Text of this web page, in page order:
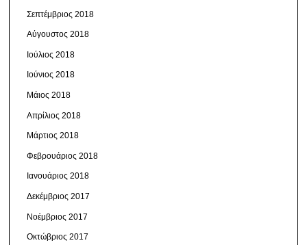
Σεπτέμβριος 2018
Αύγουστος 2018
Ιούλιος 2018
Ιούνιος 2018
Μάιος 2018
Απρίλιος 2018
Μάρτιος 2018
Φεβρουάριος 2018
Ιανουάριος 2018
Δεκέμβριος 2017
Νοέμβριος 2017
Οκτώβριος 2017